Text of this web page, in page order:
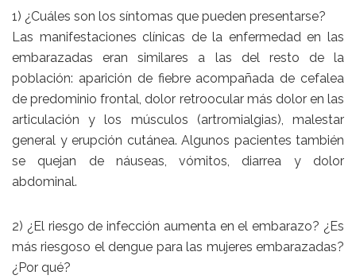
1) ¿Cuáles son los síntomas que pueden presentarse?
Las manifestaciones clínicas de la enfermedad en las
embarazadas eran similares a las del resto de la
población: aparición de fiebre acompañada de cefalea
de predominio frontal, dolor retroocular más dolor en las
articulación y los músculos (artromialgias), malestar
general y erupción cutánea. Algunos pacientes también
se quejan de náuseas, vómitos, diarrea y dolor
abdominal.
2) ¿El riesgo de infección aumenta en el embarazo? ¿Es
más riesgoso el dengue para las mujeres embarazadas?
¿Por qué?